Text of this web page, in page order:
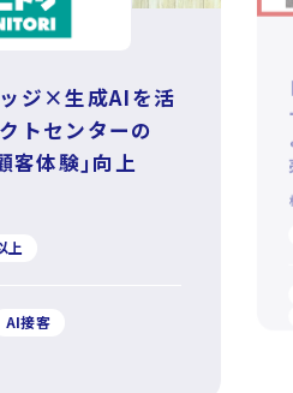
ジ×生成AIを活
トセンターの
客体験」向上
上
AI接客